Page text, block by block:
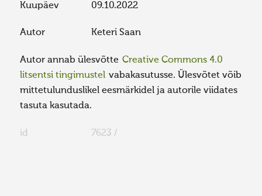
Kuupäev 09.10.2022
Autor Keteri Saan
Autor annab ülesvõtte Creative Commons 4.0
litsentsi tingimustel vabakasutusse. Ülesvõtet võib
mittetulunduslikel eesmärkidel ja autorile viidates
tasuta kasutada.
id 7623 /